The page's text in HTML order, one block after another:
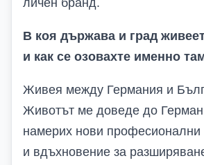
личен бранд.
В коя държава и град
и как се озовахте именно
Живея между Германия и
Животът ме доведе до
намерих нови професионални
и вдъхновение за